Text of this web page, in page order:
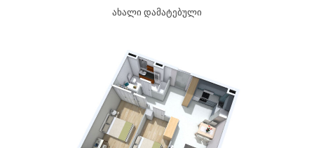
ახალი დამატებული